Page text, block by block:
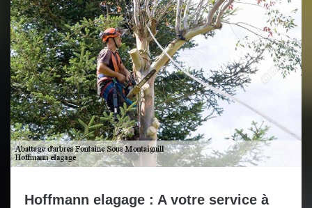
Hoffmann elagage : A votre service à